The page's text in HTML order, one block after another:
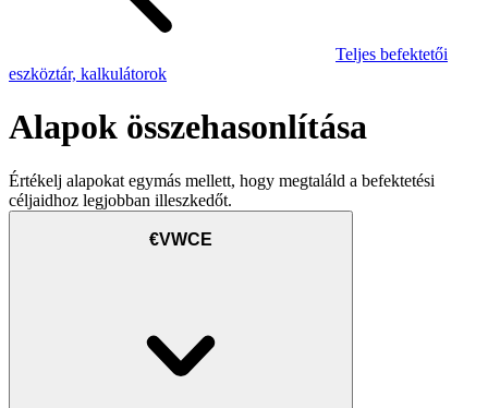
Teljes befektetői
eszköztár, kalkulátorok
Alapok összehasonlítása
Értékelj alapokat egymás mellett, hogy megtaláld a befektetési
céljaidhoz legjobban illeszkedőt.
€VWCE